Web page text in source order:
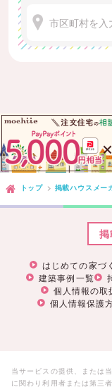
トップ 掲載ハウスメー
はじめての家づ
建築事例一覧
個人情報の取
個人情報保護
当サービスの提供、または
に関わり利用者または第三